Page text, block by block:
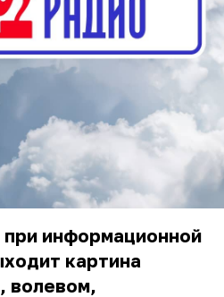
при информационной
картина
волевом,